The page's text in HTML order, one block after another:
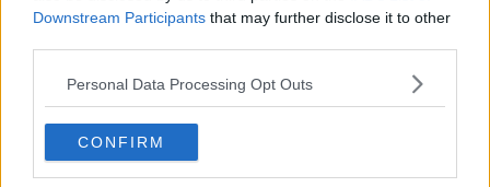
Downstream Participants that may further disclose it to other
Personal Data Processing Opt Outs
CONFIRM
Suarez
Non lo so
Destino
Valdera
Commissari
L'orso